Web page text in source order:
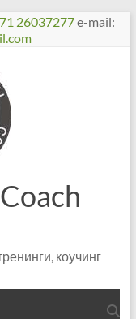
26037277e-mail:
коучинг